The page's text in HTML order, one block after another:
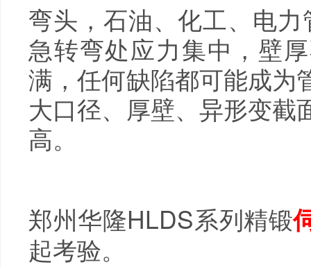
弯头，石油、化工、电
急转弯处应力集中，壁
满，任何缺陷都可能成为
大口径、厚壁、异形变截
高。
郑州华隆HLDS系列精锻
起考验。